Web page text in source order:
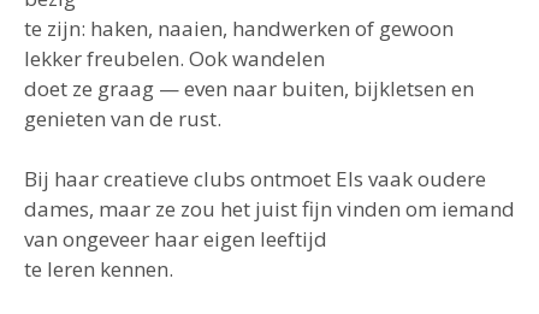
te zijn: haken, naaien, handwerken of gewoon
lekker freubelen. Ook wandelen
doet ze graag — even naar buiten, bijkletsen en
genieten van de rust.
Bij haar creatieve clubs ontmoet Els vaak oudere
dames, maar ze zou het juist fijn vinden om iemand
van ongeveer haar eigen leeftijd
te leren kennen.